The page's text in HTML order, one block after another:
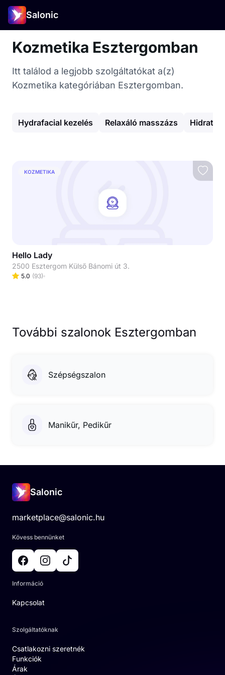
Salonic
Kozmetika Esztergomban
Itt találod a legjobb szolgáltatókat a(z)
Kozmetika kategóriában Esztergomban.
Hydrafacial kezelés Relaxáló masszázs
KOZMETIKA
Hello Lady
2500 Esztergom Külső Bánomi út 3.
5.0 (93)
További szalonok Esztergomban
Szépségszalon
Manikűr, Pedikűr
Salonic
marketplace@salonic.hu
Kövess bennünket
Információ
Kapcsolat
Szolgáltatóknak
Csatlakozni szeretnék
Funkciók
Árak